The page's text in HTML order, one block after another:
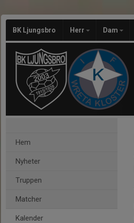
BK Ljungsbro Herr Dam
Hem
Nyheter
Truppen
Matcher
Kalender